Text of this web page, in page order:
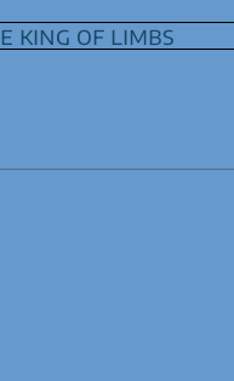
king of limbs